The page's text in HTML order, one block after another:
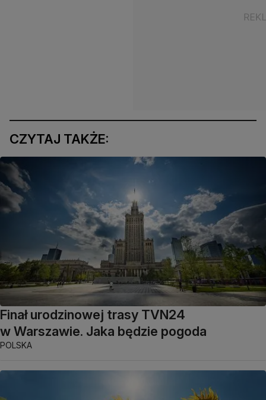
CZYTAJ TAKŻE:
Finał urodzinowej trasy TVN24
w Warszawie. Jaka będzie pogoda
POLSKA